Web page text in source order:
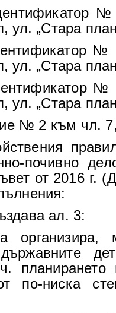
№
ул. „Стара
№
ул. „Стара
№
ул. „Стара
№ 2 към чл. 7,
почивно
от 2016 г.
ал. 3:
организира,
по-ниска